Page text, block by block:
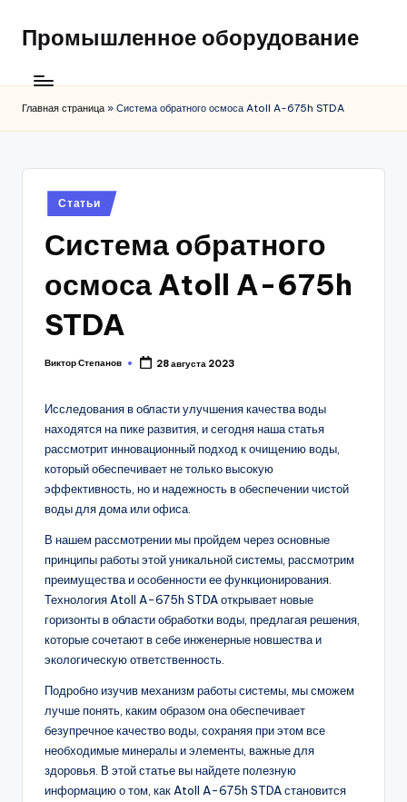
Промышленное оборудование
Главная страница » Система обратного осмоса Atoll A-675h STDA
Posted
in
Статьи
Система обратного
осмоса Atoll A-675h
STDA
Posted
Виктор Степанов 28 августа 2023
Исследования в области улучшения качества воды
находятся на пике развития, и сегодня наша статья
рассмотрит инновационный подход к очищению воды,
который обеспечивает не только высокую
эффективность, но и надежность в обеспечении чистой
воды для дома или офиса.
В нашем рассмотрении мы пройдем через основные
принципы работы этой уникальной системы, рассмотрим
преимущества и особенности ее функционирования.
Технология Atoll A-675h STDA открывает новые
горизонты в области обработки воды, предлагая решения,
которые сочетают в себе инженерные новшества и
экологическую ответственность.
Подробно изучив механизм работы системы, мы сможем
лучше понять, каким образом она обеспечивает
безупречное качество воды, сохраняя при этом все
необходимые минералы и элементы, важные для
здоровья. В этой статье вы найдете полезную
информацию о том, как Atoll A-675h STDA становится